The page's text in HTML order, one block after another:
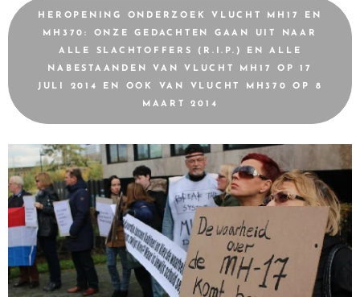
HEROPENING ONDERZOEK VLUCHT MH17 EN
MH370: ONZE GEDACHTEN GAAN UIT NAAR
ALLE SLACHTOFFERS (R.I.P.) EN ALLE
NABESTAANDEN VAN VLUCHT MH17 OP 17
JULI 2014 EN OOK VAN VLUCHT MH370 OP 8
MAART 2014